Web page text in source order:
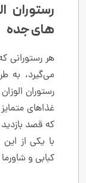
رستوران
های جده
هر رستورانی
می‌گیرد، به
رستوران
غذاهای
که قصد بازدید
با یکی از
کبابی و